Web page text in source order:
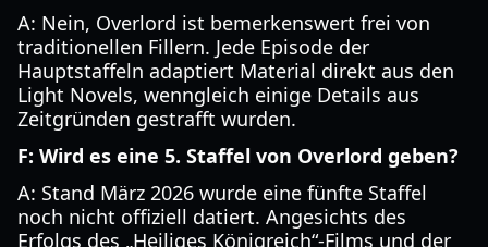
A: Nein, Overlord ist bemerkenswert frei von
traditionellen Fillern. Jede Episode der
Hauptstaffeln adaptiert Material direkt aus den
Light Novels, wenngleich einige Details aus
Zeitgründen gestrafft wurden.
F: Wird es eine 5. Staffel von Overlord geben?
A: Stand März 2026 wurde eine fünfte Staffel
noch nicht offiziell datiert. Angesichts des
Erfolgs des „Heiliges Königreich“-Films und der